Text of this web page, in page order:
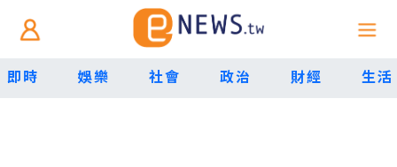
即時 娛樂 社會 政治 財經 生活